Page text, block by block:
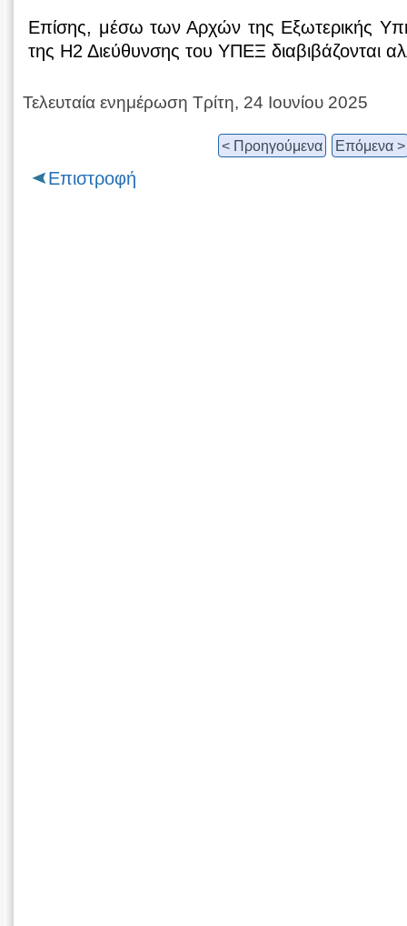
Επίσης, μέσω των Αρχών της Εξωτερικής
της Η2 Διεύθυνσης του ΥΠΕΞ διαβιβάζονται
Τελευταία ενημέρωση Τρίτη, 24 Ιουνίου 2025
< Προηγούμενα Επόμενα >
Επιστροφή